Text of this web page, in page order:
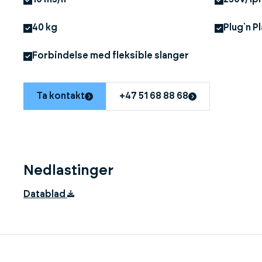
40 kg Plug`n
Forbindelse med fleksible slanger
Ta kontakt +47 51 68 88 68
Nedlastinger
Datablad